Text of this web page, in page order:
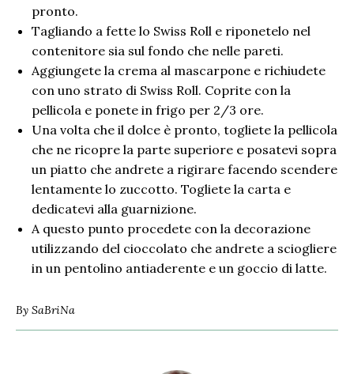
pronto.
Tagliando a fette lo Swiss Roll e riponetelo nel
contenitore sia sul fondo che nelle pareti.
Aggiungete la crema al mascarpone e richiudete
con uno strato di Swiss Roll. Coprite con la
pellicola e ponete in frigo per 2/3 ore.
Una volta che il dolce è pronto, togliete la pellicola
che ne ricopre la parte superiore e posatevi sopra
un piatto che andrete a rigirare facendo scendere
lentamente lo zuccotto. Togliete la carta e
dedicatevi alla guarnizione.
A questo punto procedete con la decorazione
utilizzando del cioccolato che andrete a sciogliere
in un pentolino antiaderente e un goccio di latte.
By SaBriNa